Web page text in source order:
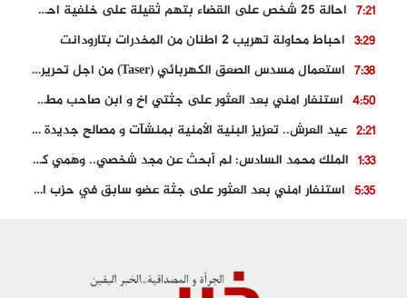
7:21
احالة 25 شخص على القضاء بتهم ثقيلة على خلفية احداث المناطق الشمالية
3:29 احباط محاولة تهريب 2 اطنان من المخدرات بتارودانت
7:38
استعمال مسدس الصعق الكهربائي (Taser) من اجل تحرير شابة محتجزة
4:50
استنفار امني بعد العثور على جثتي اخ و ابن صاحب مطعم اسماك مشهور بطنجة
2:21
عيد العرش.. تعزيز البنية الأمنية بمنشآت و مصالح جديدة بكل من الحسيمة – فاس و الناظور
1:33
الملك محمد السادس: لم أبحث عن مجد شخصي.. وهَمي كرامة المغاربة
5:35
استنفار امني بعد العثور على جثة عضو سابق في حزب المصباح بالقنيطرة..
العثور على سبعينية جثة هامدة بمقر سكناها بمراكش